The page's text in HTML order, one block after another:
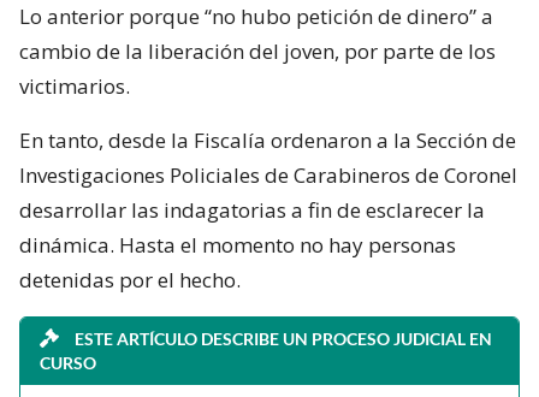
Lo anterior porque “no hubo petición de dinero” a
cambio de la liberación del joven, por parte de los
victimarios.
En tanto, desde la Fiscalía ordenaron a la Sección de
Investigaciones Policiales de Carabineros de Coronel
desarrollar las indagatorias a fin de esclarecer la
dinámica. Hasta el momento no hay personas
detenidas por el hecho.
ESTE ARTÍCULO DESCRIBE UN PROCESO JUDICIAL EN
CURSO